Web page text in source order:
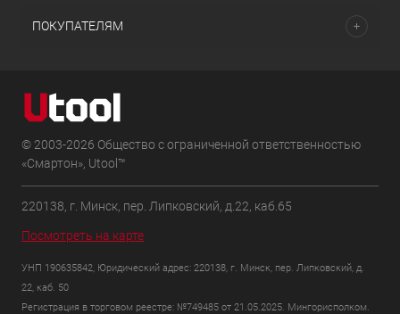
ПОКУПАТЕЛЯМ
© 2003-2026 Общество с ограниченной ответственностью
«Смартон», Utool™
220138, г. Минск, пер. Липковский, д.22, каб.65
Посмотреть на карте
УНП 190635842, Юридический адрес: 220138, г. Минск, пер. Липковский, д.
22, каб. 50
Регистрация в торговом реестре: №749485 от 21.05.2025. Мингорисполком.